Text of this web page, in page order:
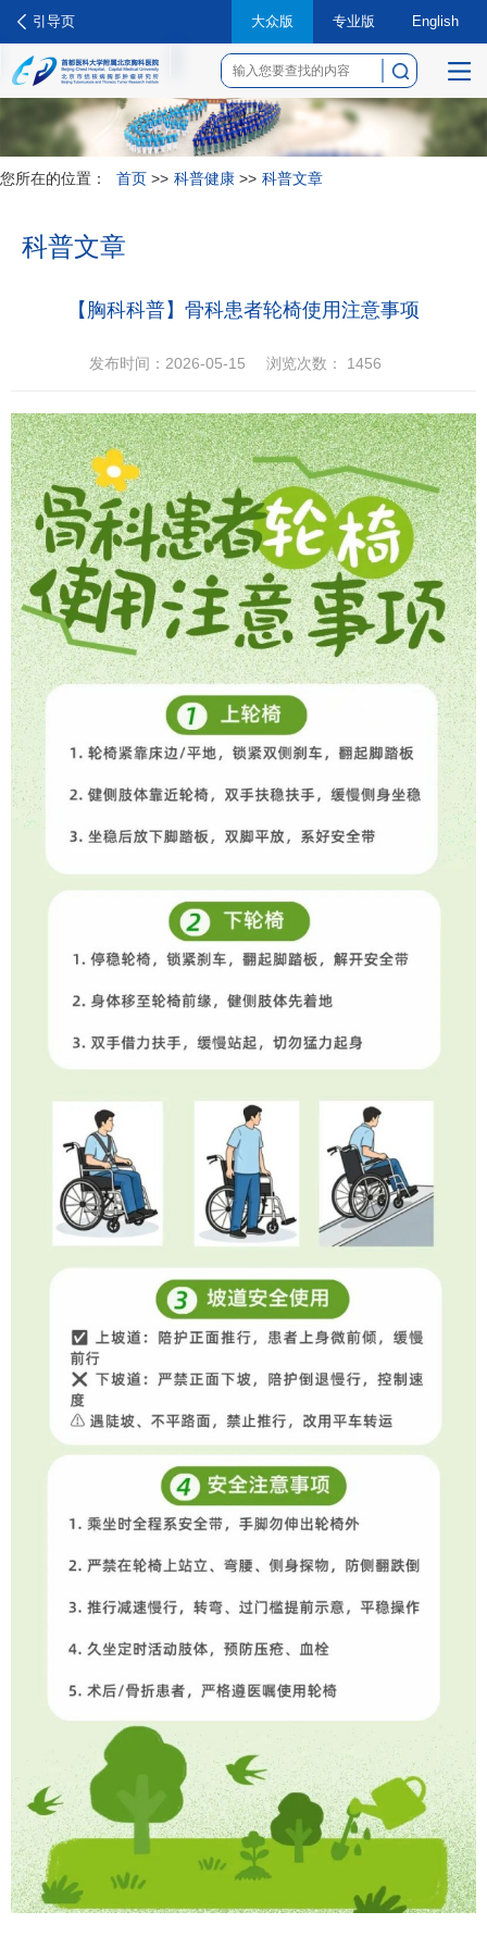
引导页 大众版 专业版 English
菜
您所在的位置： 首页 >> 科普健康 >> 科普文章
科普文章
【胸科科普】骨科患者轮椅使用注意事项
发布时间：2026-05-15 浏览次数： 1456